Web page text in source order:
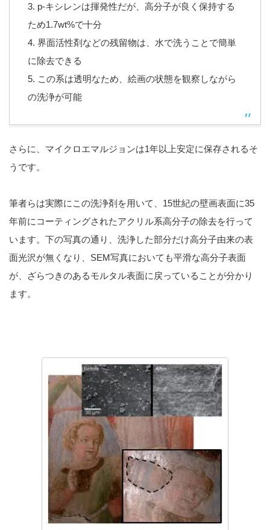
3. p-キシレンは揮発性だが、高分子が良く保持する
ため1.7wt%で十分
4. 界面活性剤などの残留物は、水で洗うことで簡単
に除去できる
5. この系は透明なため、絵画の状態を観察しながら
の洗浄が可能
さらに、マイクロエマルジョンは1年以上安定に保存されるそ
うです。
筆者らは実際にこの洗浄剤を用いて、15世紀の壁画表面に35
年前にコーティングされたアクリル系高分子の除去を行って
います。下の写真の通り、洗浄した部分だけ高分子由来の表
面光沢が無くなり、SEM写真においても平滑な高分子表面
が、ざらつきのあるモルタル表面に戻っていることが分かり
ます。